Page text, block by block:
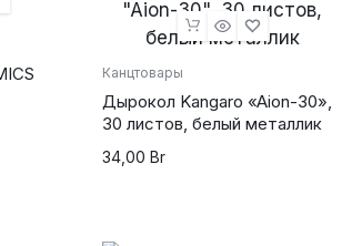
Канцтовары
Дырокол Kangaro «Aion-30»,
30 листов, белый металлик
34,00 Br